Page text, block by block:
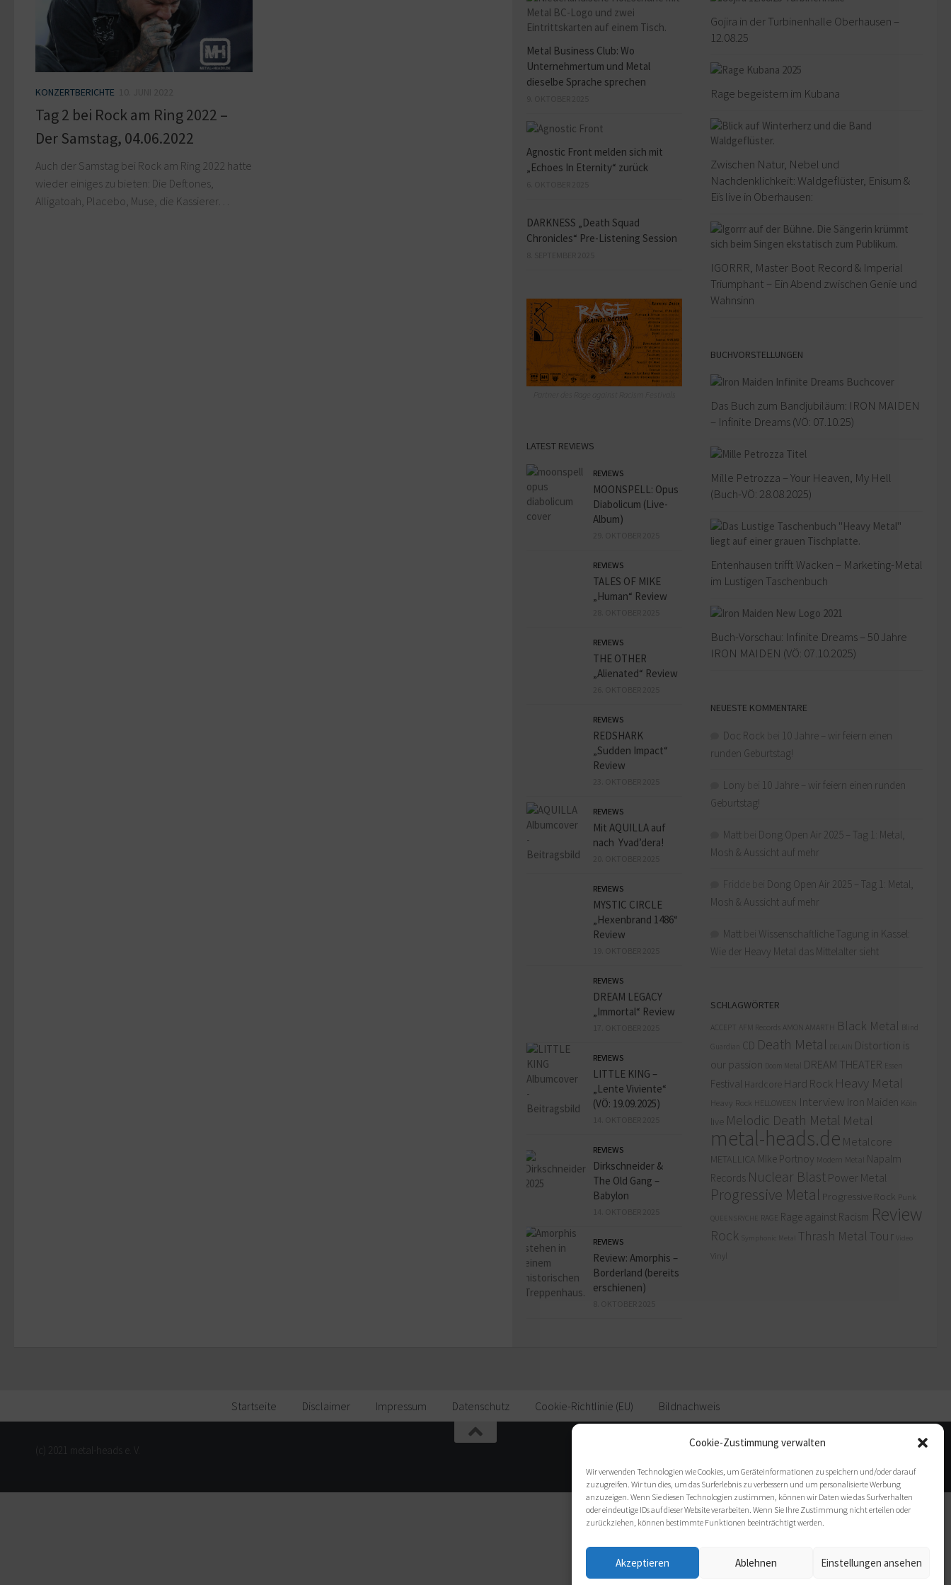
Cookie-Zustimmung verwalten
Wir verwenden Technologien wie Cookies, um Geräteinformationen zu speichern und/oder darauf
zuzugreifen. Wir tun dies, um das Surferlebnis zu verbessern und um personalisierte Werbung
anzuzeigen. Wenn Sie diesen Technologien zustimmen, können wir Daten wie das Surfverhalten
oder eindeutige IDs auf dieser Website verarbeiten. Wenn Sie Ihre Zustimmung nicht erteilen oder
zurückziehen, können bestimmte Funktionen beeinträchtigt werden.
Akzeptieren Ablehnen Einstellungen ansehen
KONZERTBERICHTE
Tag 2 bei Rock am Ring 2022 –
Der Samstag, 04.06.2022
Auch der Samstag bei Rock am Ring 2022 hatte
wieder einiges zu bieten: Die Deftones,
Alligatoah, Placebo, Muse, die Kassierer…
Gojira in der Turbinenhalle Oberhausen –
12.08.25
Rage begeistern im Kubana
Zwischen Natur, Nebel und
Nachdenklichkeit: Waldgeflüster, Enisum &
Eïs live in Oberhausen:
IGORRR, Master Boot Record & Imperial
Triumphant – Ein Abend zwischen Genie und
Wahnsinn
BUCHVORSTELLUNGEN
Das Buch zum Bandjubiläum: IRON MAIDEN
– Infinite Dreams (VÖ: 07.10.25)
Mille Petrozza – Your Heaven, My Hell
(Buch-VÖ: 28.08.2025)
Entenhausen trifft Wacken – Marketing-Metal
im Lustigen Taschenbuch
Buch-Vorschau: Infinite Dreams – 50 Jahre
IRON MAIDEN (VÖ: 07.10.2025)
NEUESTE KOMMENTARE
Doc Rock
10 Jahre – wir feiern einen
runden Geburtstag!
Lony
10 Jahre – wir feiern einen runden
Geburtstag!
Matt
Dong Open Air 2025 – Tag 1: Metal,
Mosh & Aussicht auf mehr
Dong Open Air 2025 – Tag 1: Metal,
Mosh & Aussicht auf mehr
Matt
Wissenschaftliche Tagung in Kassel:
Wie der Heavy Metal das Mittelalter sieht
SCHLAGWÖRTER
ACCEPT AFM Records AMON AMARTH Black Metal
Blind
CD Death Metal
Distortion is
our passion
Doom Metal DREAM THEATER
Festival Hardcore Hard Rock Heavy Metal
Heavy Rock HELLOWEEN Interview Iron Maiden Köln
live Melodic Death Metal Metal
metal-heads.de Metalcore
METALLICA MIke Portnoy Modern Metal
Napalm
Records Nuclear Blast Power Metal
Progressive Metal Progressive Rock Punk
RAGE Rage against Racism Review
Rock Symphonic Metal Thrash Metal Tour Video
Metal Business Club: Wo
Unternehmertum und Metal
dieselbe Sprache sprechen
Agnostic Front melden sich mit
„Echoes In Eternity“ zurück
DARKNESS „Death Squad
Chronicles“ Pre-Listening Session
LATEST REVIEWS
REVIEWS
MOONSPELL: Opus
Diabolicum (Live-
Album)
REVIEWS
TALES OF MIKE
„Human“ Review
REVIEWS
THE OTHER
„Alienated“ Review
REVIEWS
REDSHARK
„Sudden Impact“
Review
REVIEWS
Mit AQUILLA auf
nach Yvad’dera!
REVIEWS
MYSTIC CIRCLE
„Hexenbrand 1486“
Review
REVIEWS
DREAM LEGACY
„Immortal“ Review
REVIEWS
LITTLE KING –
„Lente Viviente“
(VÖ: 19.09.2025)
REVIEWS
Dirkschneider &
The Old Gang –
Babylon
REVIEWS
Review: Amorphis –
Borderland (bereits
erschienen)
Startseite Disclaimer Impressum Datenschutz Cookie-Richtlinie (EU) Bildnachweis
(c) 2021 metal-heads e. V.